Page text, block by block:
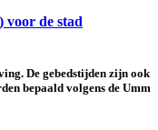
voor de stad
De gebedstijden zijn ook
bepaald volgens de Umm